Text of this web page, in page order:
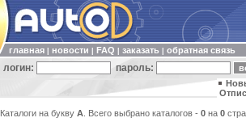
главная новости FAQ заказать обратная связь
логин: пароль:
Каталоги на букву A . Всего выбрано каталогов - 0 на 0